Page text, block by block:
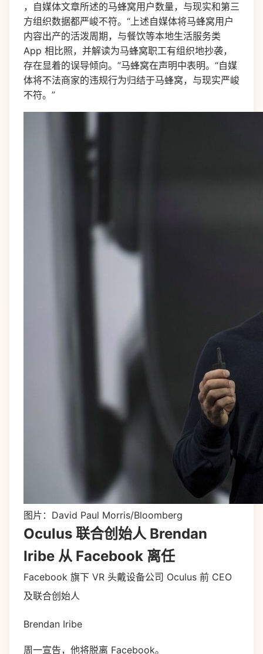
，自媒体文章所述的马蜂窝用户数量，与现实和第三
方组织数据都严峻不符。“上述自媒体将马蜂窝用户
内容出产的活泼周期，与餐饮等本地生活服务类
App 相比照，并解读为马蜂窝职工有组织地抄袭，
存在显着的误导倾向。”马蜂窝在声明中表明。“自媒
体将不法商家的违规行为归结于马蜂窝，与现实严峻
不符。”
图片：David Paul Morris/Bloomberg
Oculus 联合创始人 Brendan
Iribe 从 Facebook 离任
Facebook 旗下 VR 头戴设备公司 Oculus 前 CEO
及联合创始人
Brendan Iribe
周一宣告，他将脱离 Facebook。